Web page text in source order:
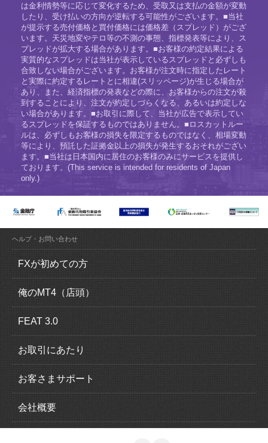
は金利情勢等に応じて変化するため、受取又は支払の金額が変動
したり、受け払いの方向が逆転する可能性がございます。■当社
が提示する売付価格と買付価格には価格差（スプレッド）がござ
います。天災地変やテロ等の不測の事態、指標発表等により、ス
プレッドが拡大する場合があります。■お客様の約定結果による
実質的なスプレッドは当社が表示しているスプレッドと必ずしも
合致しない場合がございます。お客様が注文時に指定したレート
と実際に約定するレートとに相違(スリッページ)が生じる場合が
あり、また、経済指標の発表などの際に、お客様からの注文が殺
到することにより、注文が約定しづらくなる、あるいは約定しな
い場合があります。■お取引に際して、当社が広告で表示してい
るスプレッドを保証するものではありません。■ロスカットルー
ルは、必ずしもお客様の損失を限定するものではなく、相場変動
等により、預託した証拠金以上の損失が発生するおそれがござい
ます。■当社は日本国内に居住のお客様のみにサービスを提供し
ております。(This service is intended for residents of Japan
only.)
ヘルプ・お問い合わせ
FXが初めての方
FX（外国為替証拠金取引）とは？
FXの魅力とは？
ロスカットについて
追加証拠金について
スリッページについて
スワップポイントについて
俺のMT4（店頭）
俺のMT4（MetaTrader4）の特徴
取引概要
FEAT 3.0
FEAT 3.0の特徴
運用感覚ガイド
取引概要
お取引にあたり
口座開設の流れ
本人確認書類
お客さまサポート
入出金について
会社概要